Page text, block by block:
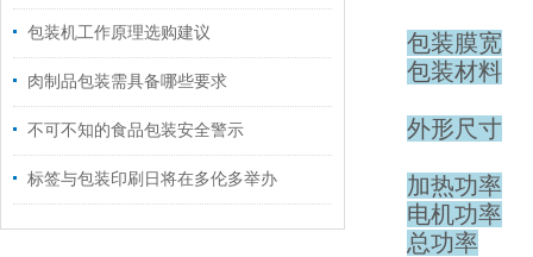
包装机工作原理选购建议
肉制品包装需具备哪些要求
不可不知的食品包装安全警示
标签与包装印刷日将在多伦多举办
包装膜宽
包装材料
外形尺寸
加热功率
电机功率
总功率